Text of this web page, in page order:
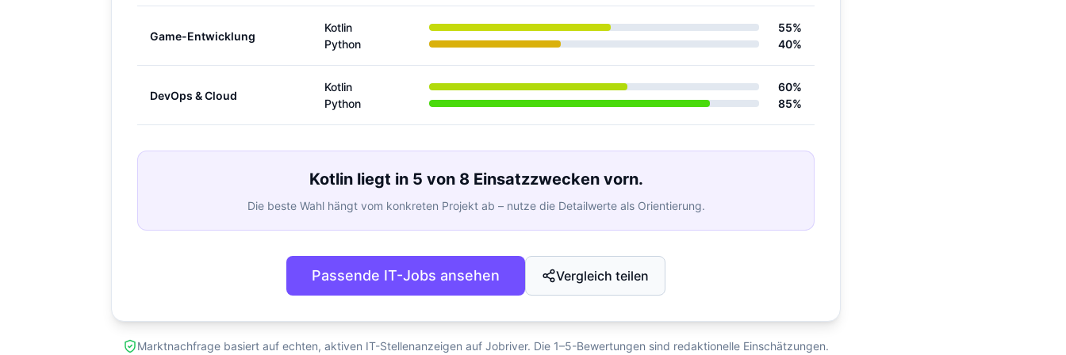
Game-Entwicklung
Kotlin
55%
Python
40%
DevOps & Cloud
Kotlin
60%
Python
85%
Kotlin liegt in 5 von 8 Einsatzzwecken vorn.
Die beste Wahl hängt vom konkreten Projekt ab – nutze die Detailwerte als Orientierung.
Passende IT-Jobs ansehen Vergleich teilen
Marktnachfrage basiert auf echten, aktiven IT-Stellenanzeigen auf Jobriver. Die 1–5-Bewertungen sind redaktionelle Einschätzungen.